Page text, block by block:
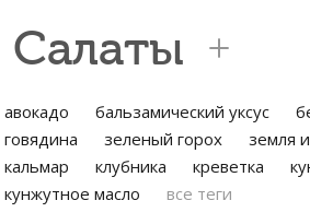
Салаты
авокадо бальзамический уксус
говядина
зеленый горох
земля
кальмар
клубника креветка
кунжутное масло
все теги